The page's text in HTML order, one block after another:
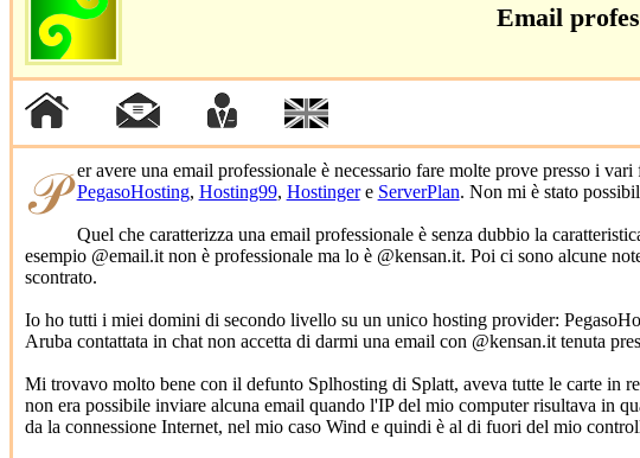
Email
𝒫er avere una email professionale è necessario fare molte prove presso i
PegasoHosting, Hosting99, Hostingere ServerPlan. Non mi è stato
Quel che caratterizza una email professionale è senza dubbio la
esempio @email.it non è professionale ma lo è @kensan.it. Poi ci sono alcune
scontrato.
Io ho tutti i miei domini di secondo livello su un unico hosting provider:
Aruba contattata in chat non accetta di darmi una email con @kensan.it tenuta
Mi trovavo molto bene con il defunto Splhosting di Splatt, aveva tutte le carte in
non era possibile inviare alcuna email quando l'IP del mio computer risultava in
da la connessione Internet, nel mio caso Wind e quindi è al di fuori del mio